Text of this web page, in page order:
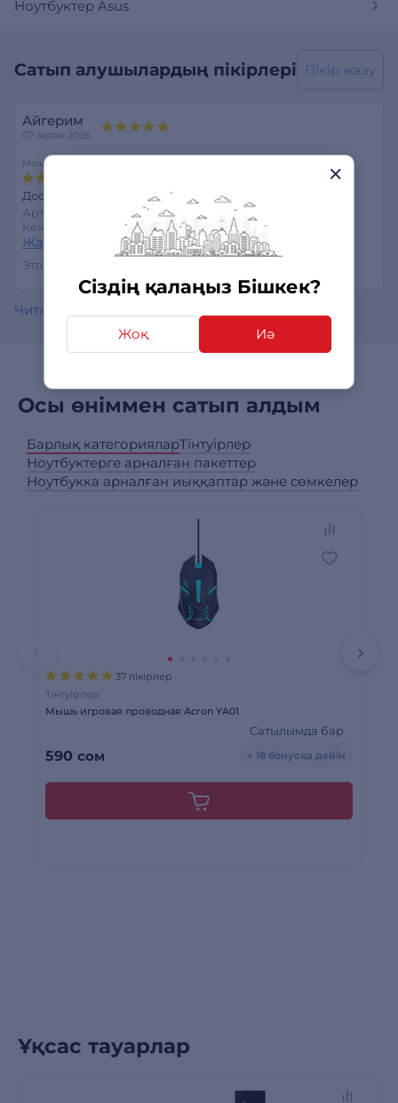
Сіздің қалаңыз Бішкек?
Жоқ Иә
Ноутбуктер Asus
Сатып алушылардың пікірлері Пікір жазу
Айгерим
07 ақпан 2026
Мощность
Доставка своевременная.
Артықшылықтары:-
Кемшіліктері:
-
Жауап беру
Этот отзыв был полезен?
Читать все отзывы
Осы өніммен сатып алдым
Барлық категорияларТінтуірлер
Ноутбуктерге арналған пакеттер
Ноутбукка арналған иыққаптар және сөмкелер
37 пікірлер
Тінтуірлер
Мышь игровая проводная Acron YA01
590 сом
Сатылымда бар
+ 18 бонусқа дейін
Ұқсас тауарлар